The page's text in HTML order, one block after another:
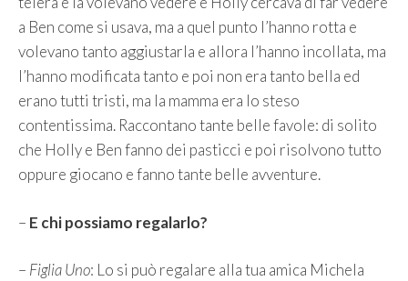
a Ben come si usava, ma a quel punto l’hanno rotta e
volevano tanto aggiustarla e allora l’hanno incollata, ma
l’hanno modificata tanto e poi non era tanto bella ed
erano tutti tristi, ma la mamma era lo steso
contentissima. Raccontano tante belle favole: di solito
che Holly e Ben fanno dei pasticci e poi risolvono tutto
oppure giocano e fanno tante belle avventure.
– E chi possiamo regalarlo?
– Figlia Uno: Lo si può regalare alla tua amica Michela